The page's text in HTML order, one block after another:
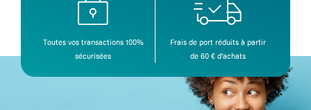
Toutes vos transactions 100%
sécurisées
Frais de port réduits à partir
de 60 € d’achats